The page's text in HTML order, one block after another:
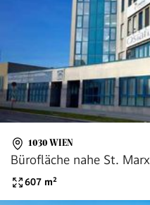
1030 WIEN
Bürofläche nahe St. Marx
607 m²